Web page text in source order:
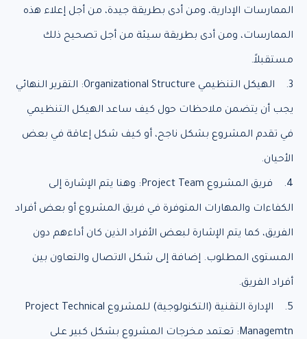
الممارسات الإدارية، ومن أدى بطريقة جيدة، من أجل إعلاء هذه
الممارسات، ومن أدى بطريقة سيئة من أجل تصحيح ذلك
مستقبلاً.
3. الهيكل التنظيمي Organizational Structure: التقرير النهائي
يجب أن يتضمن ملاحظات حول كيف ساعد الهيكل التنظيمي
في تقدم المشروع بشكل ناجح، أو كيف شكل إعاقة في بعض
الأحيان.
4. فريق المشروع Project Team: وهنا يتم الإشارة إلى
الكفاءات والمهارات المتوفرة في فريق المشروع أو بعض أفراد
الفريق، كما يتم الإشارة لبعض الأفراد الذين كان أداءهم دون
المستوى المطلوب. إضافة إلى شكل الاتصال والتعاون بين
أفراد الفريق.
5. الإدارة التقنية (التكنولوجية) للمشروع Project Technical
Managemtn: تعتمد مخرجات المشروع بشكل كبير على